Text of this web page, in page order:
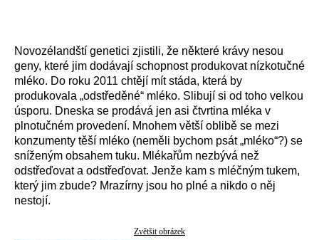
Novozélandští genetici zjistili, že některé krávy nesou
geny, které jim dodávají schopnost produkovat nízkotučné
mléko. Do roku 2011 chtějí mít stáda, která by
produkovala „odstředěné“ mléko. Slibují si od toho velkou
úsporu. Dneska se prodává jen asi čtvrtina mléka v
plnotučném provedení. Mnohem větší oblibě se mezi
konzumenty těší mléko (neměli bychom psát „mléko“?) se
sníženým obsahem tuku. Mlékařům nezbývá než
odstřeďovat a odstřeďovat. Jenže kam s mléčným tukem,
který jim zbude? Mrazírny jsou ho plné a nikdo o něj
nestojí.
Zvětšit obrázek